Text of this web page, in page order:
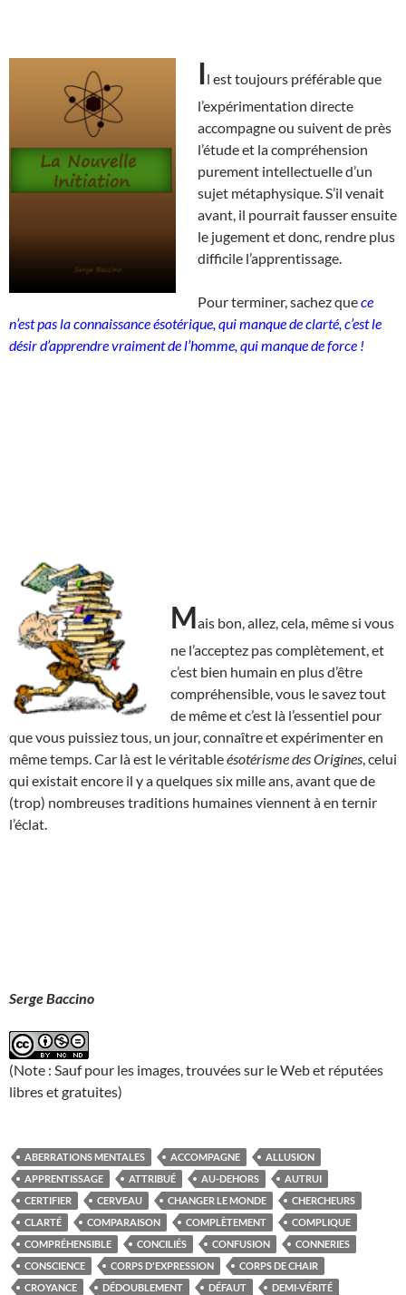
Il est toujours préférable que
l’expérimentation directe
accompagne ou suivent de près
l’étude et la compréhension
purement intellectuelle d’un
sujet métaphysique. S’il venait
avant, il pourrait fausser ensuite
le jugement et donc, rendre plus
difficile l’apprentissage.
Pour terminer, sachez quece
n’est pas la connaissance ésotérique, qui manque de clarté, c’est le
désir d’apprendre vraiment de l’homme, qui manque de force !
Mais bon, allez, cela, même si vous
ne l’acceptez pas complètement, et
c’est bien humain en plus d’être
compréhensible, vous le savez tout
de même et c’est là l’essentiel pour
que vous puissiez tous, un jour, connaître et expérimenter en
même temps. Car là est le véritableésotérisme des Origines , celui
qui existait encore il y a quelques six mille ans, avant que de
(trop) nombreuses traditions humaines viennent à en ternir
l’éclat.
Serge Baccino
(Note : Sauf pour les images, trouvées sur le Web et réputées
libres et gratuites)
ABERRATIONS MENTALES ACCOMPAGNE
ALLUSION
APPRENTISSAGE
ATTRIBUÉ AU-DEHORS
AUTRUI
CERTIFIER
CERVEAU CHANGER LE MONDE
CHERCHEURS
CLARTÉ
COMPARAISON COMPLÈTEMENT
COMPLIQUE
COMPRÉHENSIBLE
CONCILIÉS CONFUSION
CONNERIES
CONSCIENCE
CORPS D'EXPRESSION
CORPS DE CHAIR
CROYANCE
DÉDOUBLEMENT DÉFAUT
DEMI-VÉRITÉ